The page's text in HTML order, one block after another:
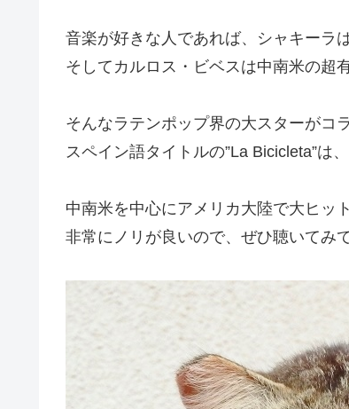
音楽が好きな人であれば、シャキーラ
そしてカルロス・ビベスは中南米の超
そんなラテンポップ界の大スターがコ
スペイン語タイトルの”La Bicicleta”は
中南米を中心にアメリカ大陸で大ヒッ
非常にノリが良いので、ぜひ聴いてみ